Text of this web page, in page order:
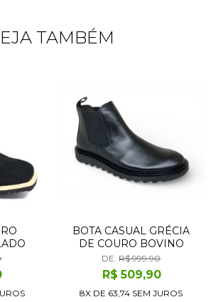
TAMBÉM
BOTA CASUAL GRÉCIA
DE COURO BOVINO
PRETO - CANO CURTO
ELÁSTICO, BICO
REDONDO | REIZINHO
BOTAS
DE:R$ 999.90
R$ 509,90
8X DE 63,74 SEM JUROS